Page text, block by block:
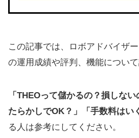
この記事では、ロボアドバイザー
の運用成績や評判、機能について
「THEOって儲かるの？損しな
たらかしでOK？」「手数料はい
る人は参考にしてください。